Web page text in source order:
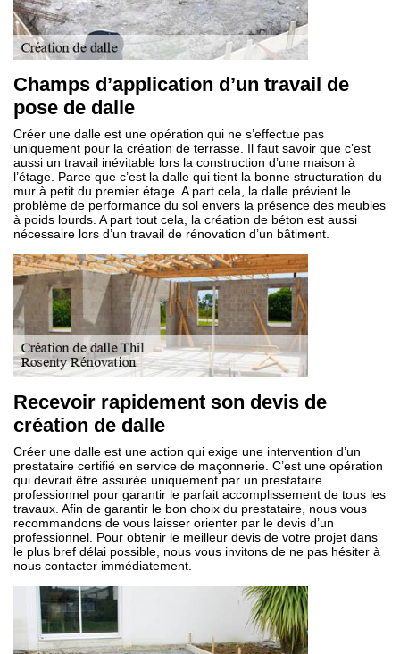
Champs d’application d’un travail de
pose de dalle
Créer une dalle est une opération qui ne s’effectue pas
uniquement pour la création de terrasse. Il faut savoir que c’est
aussi un travail inévitable lors la construction d’une maison à
l’étage. Parce que c’est la dalle qui tient la bonne structuration du
mur à petit du premier étage. A part cela, la dalle prévient le
problème de performance du sol envers la présence des meubles
à poids lourds. A part tout cela, la création de béton est aussi
nécessaire lors d’un travail de rénovation d’un bâtiment.
Recevoir rapidement son devis de
création de dalle
Créer une dalle est une action qui exige une intervention d’un
prestataire certifié en service de maçonnerie. C’est une opération
qui devrait être assurée uniquement par un prestataire
professionnel pour garantir le parfait accomplissement de tous les
travaux. Afin de garantir le bon choix du prestataire, nous vous
recommandons de vous laisser orienter par le devis d’un
professionnel. Pour obtenir le meilleur devis de votre projet dans
le plus bref délai possible, nous vous invitons de ne pas hésiter à
nous contacter immédiatement.